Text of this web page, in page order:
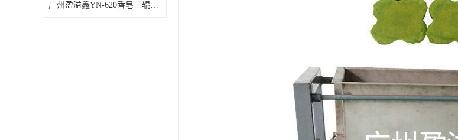
广州盈溢鑫YN-620香皂三辊研磨机